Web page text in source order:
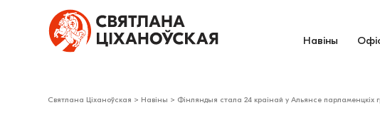
Навіны
Святлана Ціханоўская > Навіны > Фінляндыя стала 24 краінай у Альянсе парламенцкіх